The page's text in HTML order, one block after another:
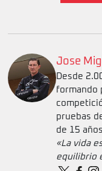
Jose
Desde
formando
pruebas
de 15
«La vida
equilibrio